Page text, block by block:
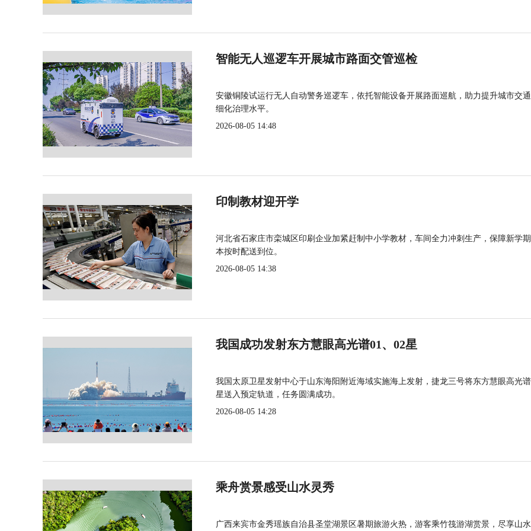
智能无人巡逻车开展城市路面交管巡检
安徽铜陵试运行无人自动警务巡逻车，依托智能设备开展路面巡航，助力提升城市交
细化治理水平。
2026-08-05 14:48
印制教材迎开学
河北省石家庄市栾城区印刷企业加紧赶制中小学教材，车间全力冲刺生产，保障新学
本按时配送到位。
2026-08-05 14:38
我国成功发射东方慧眼高光谱01、02星
我国太原卫星发射中心于山东海阳附近海域实施海上发射，捷龙三号将东方慧眼高光
星送入预定轨道，任务圆满成功。
2026-08-05 14:28
乘舟赏景感受山水灵秀
广西来宾市金秀瑶族自治县圣堂湖景区暑期旅游火热，游客乘竹筏游湖赏景，尽享山